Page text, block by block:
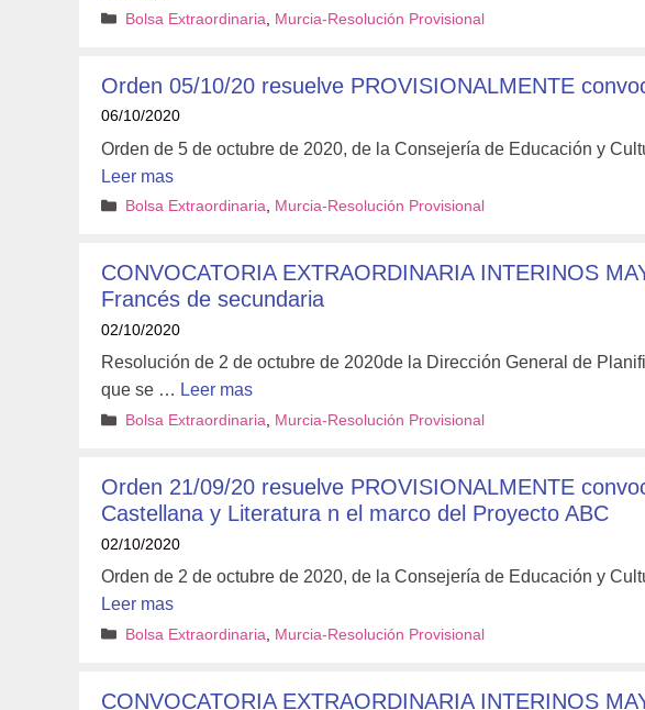
Categorías
Bolsa Extraordinaria Murcia-Resolución Provisional
Orden 05/10/20 resuelve PROVISIONALMENTE
06/10/2020
Orden de 5 de octubre de 2020, de la Consejería de Educación y
Leer mas
Categorías
Bolsa Extraordinaria, Murcia-Resolución Provisional
CONVOCATORIA EXTRAORDINARIA INTERINOS
Francés de secundaria
02/10/2020
Resolución de 2 de octubre de 2020de la Dirección General de
que se … Leer mas
Categorías
Bolsa Extraordinaria Murcia-Resolución Provisional
Orden 21/09/20 resuelve PROVISIONALMENTE
Castellana y Literatura n el marco del Proyecto ABC
02/10/2020
Orden de 2 de octubre de 2020, de la Consejería de Educación y
Leer mas
Categorías
Bolsa Extraordinaria Murcia-Resolución Provisional
CONVOCATORIA EXTRAORDINARIA INTERINOS